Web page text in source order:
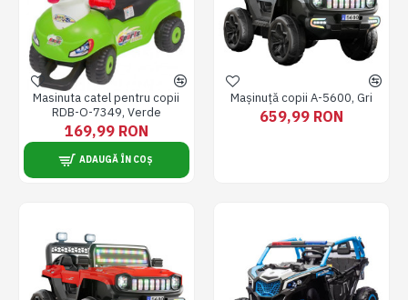
Masinuta catel pentru copii
RDB-O-7349, Verde
169,99 RON
ADAUGĂ ÎN COȘ
Mașinuță copii A-5600, Gri
659,99 RON